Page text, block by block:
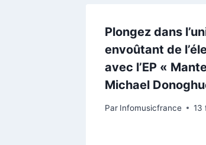
Plongez dans
envoûtant de
avec l’EP «
Michael
Par Infomusicfrance 13